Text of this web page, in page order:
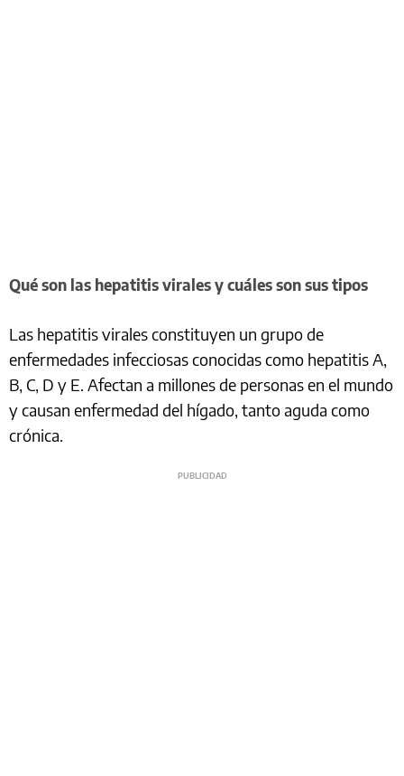
Qué son las hepatitis virales y cuáles son sus tipos
Las hepatitis virales constituyen un grupo de
enfermedades infecciosas conocidas como hepatitis A,
B, C, D y E. Afectan a millones de personas en el mundo
y causan enfermedad del hígado, tanto aguda como
crónica.